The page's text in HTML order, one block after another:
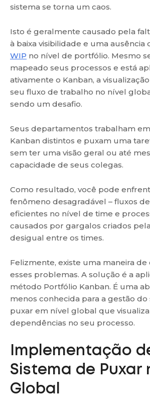
sistema se torna um caos.
Isto é geralmente causado pela
à baixa visibilidade e uma ausência
WIP no nível de portfólio. Mesmo
mapeado seus processos e está
ativamente o Kanban, a
seu fluxo de trabalho no nível
sendo um desafio.
Seus departamentos trabalham
Kanban distintos e puxam uma
sem ter uma visão geral ou até
capacidade de seus colegas.
Como resultado, você pode
fenômeno desagradável – fluxos
eficientes no nível de time e
causados por gargalos criados
desigual entre os times.
Felizmente, existe uma maneira de
esses problemas. A solução é a
método Portfólio Kanban. É uma
menos conhecida para a gestão do
puxar em nível global que
dependências no seu processo.
Implementação
Sistema de Puxar
Global